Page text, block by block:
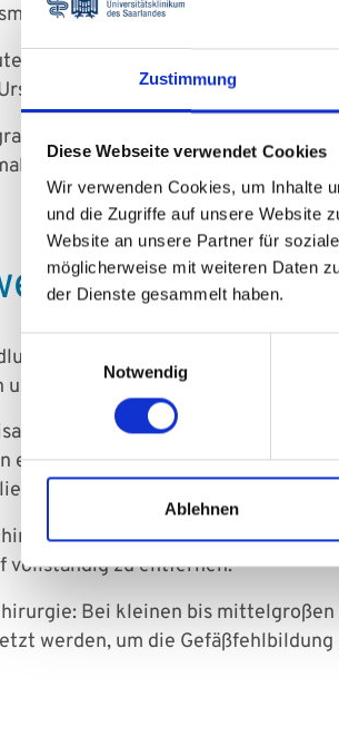
Zustimmung
Diese Webseite verwendet Cookies
Wir verwenden Cookies, um Inhalte
und die Zugriffe auf unsere Website
Website an unsere Partner für
möglicherweise mit weiteren Daten
der Dienste gesammelt haben.
Notwendig
Ablehnen
der Malformation geben.
(CT): Besonders bei
darzustellen.
Diese spezielle
zu erkennen. Hierzu
von Gefäßmalformationen
das Risiko von Blutungen oder
Bei diesem minimalinvasiven
embolisierendes Material
und so die Malformation zu
Entfernung: In einigen
vollständig zu entfernen.
Bei kleinen bis
werden, um die